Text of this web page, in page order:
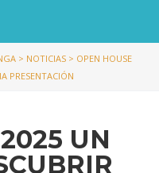
> NOTICIAS > OPEN HOUSE
PRESENTACIÓN
UN